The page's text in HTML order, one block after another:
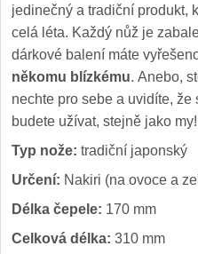
jedinečný a tradiční produkt,
celá léta. Každý nůž je
dárkové balení máte
někomu blízkému. Anebo,
nechte pro sebe a uvidíte,
budete užívat, stejně jako my!
Typ nože: tradiční japonský
Určení: Nakiri (na ovoce a
Délka čepele: 170 mm
Celková délka: 310 mm